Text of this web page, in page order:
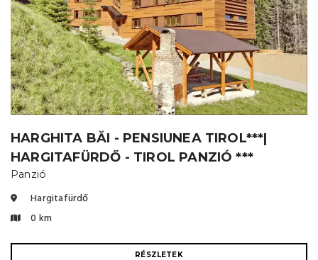
HARGHITA BĂI - PENSIUNEA TIROL***|
HARGITAFÜRDŐ - TIROL PANZIÓ ***
Panzió
Hargitafürdő
0 km
RÉSZLETEK